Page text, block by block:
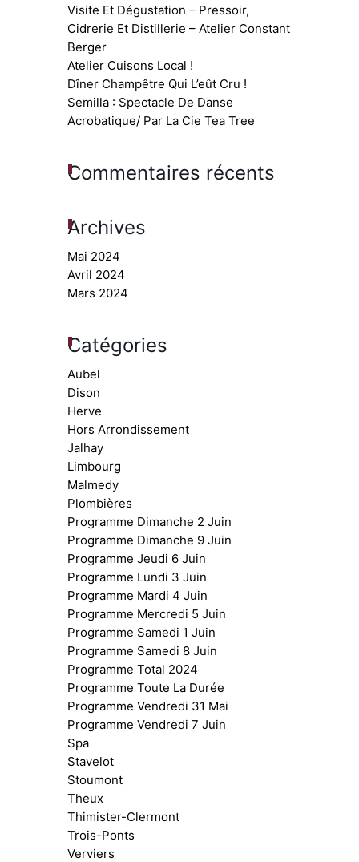
Visite Et Dégustation – Pressoir,
Cidrerie Et Distillerie – Atelier Constant
Berger
Atelier Cuisons Local !
Dîner Champêtre Qui L’eût Cru !
Semilla : Spectacle De Danse
Acrobatique/ Par La Cie Tea Tree
Commentaires récents
Archives
Mai 2024
Avril 2024
Mars 2024
Catégories
Aubel
Dison
Herve
Hors Arrondissement
Jalhay
Limbourg
Malmedy
Plombières
Programme Dimanche 2 Juin
Programme Dimanche 9 Juin
Programme Jeudi 6 Juin
Programme Lundi 3 Juin
Programme Mardi 4 Juin
Programme Mercredi 5 Juin
Programme Samedi 1 Juin
Programme Samedi 8 Juin
Programme Total 2024
Programme Toute La Durée
Programme Vendredi 31 Mai
Programme Vendredi 7 Juin
Spa
Stavelot
Stoumont
Theux
Thimister-Clermont
Trois-Ponts
Verviers